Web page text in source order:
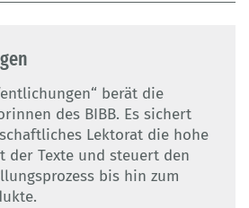
berät die
des BIBB. Es sichert
Lektorat die hohe
der Texte und steuert den
bis hin zum